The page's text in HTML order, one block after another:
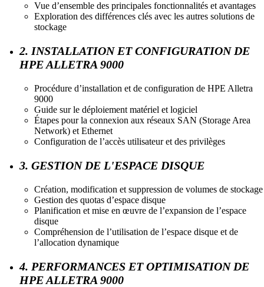
Vue d’ensemble des principales fonctionnalités et avantages
Exploration des différences clés avec les autres solutions de
stockage
2. INSTALLATION ET CONFIGURATION DE
HPE ALLETRA 9000
Procédure d’installation et de configuration de HPE Alletra
9000
Guide sur le déploiement matériel et logiciel
Étapes pour la connexion aux réseaux SAN (Storage Area
Network) et Ethernet
Configuration de l’accès utilisateur et des privilèges
3. GESTION DE L'ESPACE DISQUE
Création, modification et suppression de volumes de stockage
Gestion des quotas d’espace disque
Planification et mise en œuvre de l’expansion de l’espace
disque
Compréhension de l’utilisation de l’espace disque et de
l’allocation dynamique
4. PERFORMANCES ET OPTIMISATION DE
HPE ALLETRA 9000